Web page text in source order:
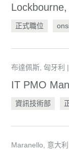
正式職位
布達佩斯, 匈牙利
IT PMO
資訊技術部
Maranello, 意大利